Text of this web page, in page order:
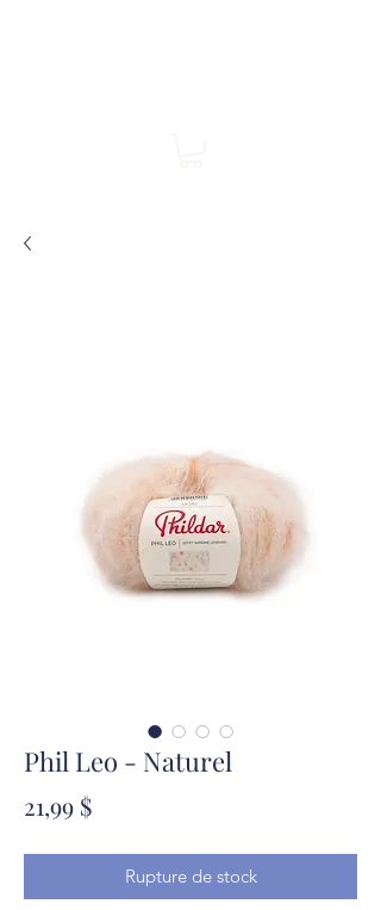
Phil Leo - Naturel
21,99 $Prix
Rupture de stock